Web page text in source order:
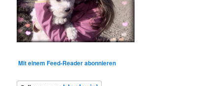
Mit einem Feed-Reader abonnieren